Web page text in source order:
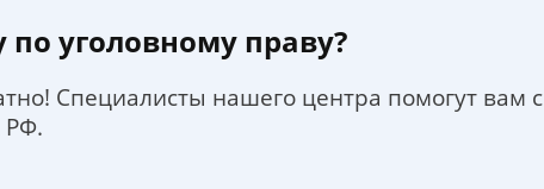
по уголовному праву?
Специалисты нашего центра помогут вам с